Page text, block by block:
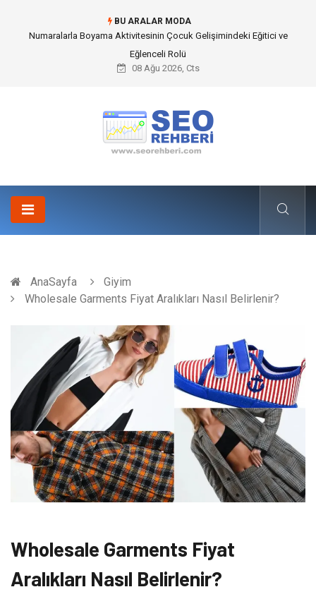
BU ARALAR MODA
Mobil Çit Kültürü and Geçici Alan Yönetimindeki Fonksiyonel Rolü
08 Ağu 2026, Cts
AnaSayfa
Giyim
Wholesale Garments Fiyat Aralıkları Nasıl Belirlenir?
Wholesale Garments Fiyat
Aralıkları Nasıl Belirlenir?